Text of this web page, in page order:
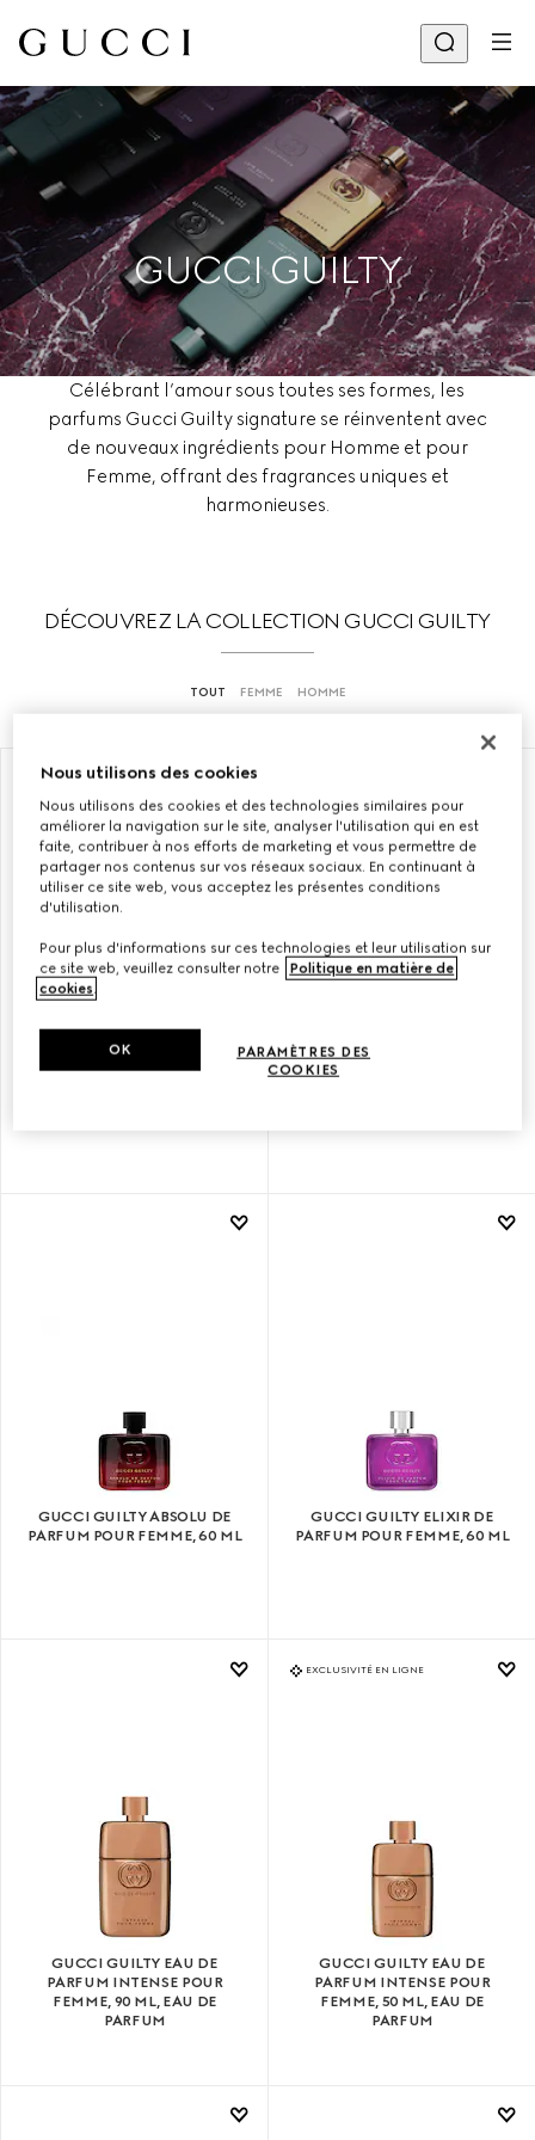
GUCCI GUILTY
Célébrant l’amour sous toutes ses formes, les
parfums Gucci Guilty signature se réinventent avec
de nouveaux ingrédients pour Homme et pour
Femme, offrant des fragrances uniques et
harmonieuses.
DÉCOUVREZ LA COLLECTION GUCCI GUILTY
TOUT FEMME HOMME
ÉDITION LIMITÉE
GUCCI GUILTY LOVE EDITION
GUCCI GUILTY LOVE EDITION
GUCCI GUILTY ABSOLU DE
PARFUM POUR FEMME, 60 ML
GUCCI GUILTY ELIXIR DE
PARFUM POUR FEMME, 60 ML
GUCCI GUILTY EAU DE
PARFUM INTENSE POUR
FEMME, 90 ML, EAU DE
PARFUM
EXCLUSIVITÉ EN LIGNE
GUCCI GUILTY EAU DE
PARFUM INTENSE POUR
FEMME, 50 ML, EAU DE
PARFUM
Nous utilisons des cookies
Nous utilisons des cookies et des technologies similaires pour
améliorer la navigation sur le site, analyser l'utilisation qui en est
faite, contribuer à nos efforts de marketing et vous permettre de
partager nos contenus sur vos réseaux sociaux. En continuant à
utiliser ce site web, vous acceptez les présentes conditions
d'utilisation.
Pour plus d'informations sur ces technologies et leur utilisation sur
ce site web, veuillez consulter notre
Politique en matière de
cookies.
PARAMÈTRES DES
COOKIES
OK